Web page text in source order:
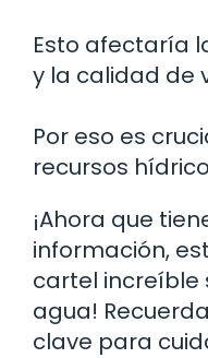
Esto afectaría
y la calidad de
Por eso es
recursos
¡Ahora que
información,
cartel increíble
agua!
clave para